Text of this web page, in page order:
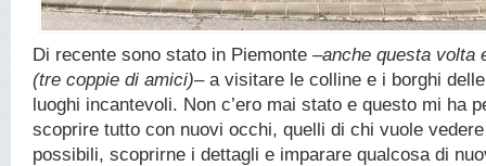
Di recente sono stato in Piemonte –anche questa volta
(tre coppie di amici)– a visitare le colline e i borghi
luoghi incantevoli. Non c’ero mai stato e questo mi ha
scoprire tutto con nuovi occhi, quelli di chi vuole
possibili, scoprirne i dettagli e imparare qualcosa di